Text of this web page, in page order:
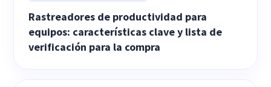
Rastreadores de productividad para
equipos: características clave y lista de
verificación para la compra